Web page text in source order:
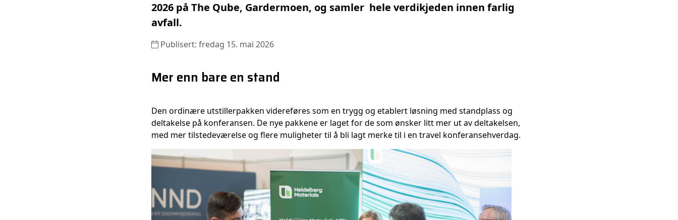
2026 på The Qube, Gardermoen, og samler hele verdikjeden innen farlig
avfall.
Publisert: fredag 15. mai 2026
Mer enn bare en stand
Den ordinære utstillerpakken videreføres som en trygg og etablert løsning med standplass og
deltakelse på konferansen. De nye pakkene er laget for de som ønsker litt mer ut av deltakelsen,
med mer tilstedeværelse og flere muligheter til å bli lagt merke til i en travel konferansehverdag.